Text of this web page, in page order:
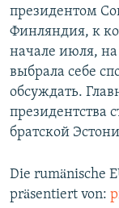
президентом
Финляндия, к
начале июля, на
выбрала себе
обсуждать.
президентства
братской
Die rumänische
präsentiert von: